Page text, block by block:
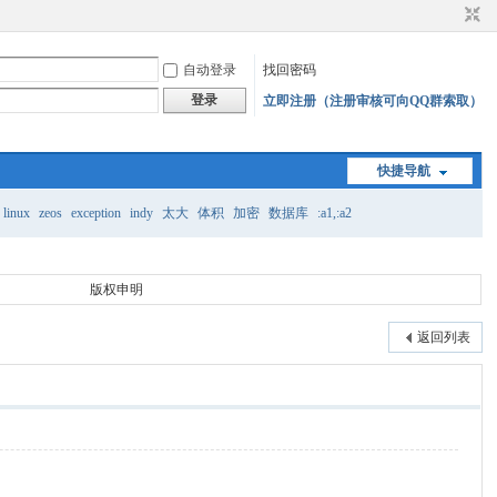
自动登录
找回密码
登录
立即注册（注册审核可向QQ群索取）
快捷导航
linux zeos exception indy 太大 体积 加密 数据库 :a1,:a2
版权申明
返回列表